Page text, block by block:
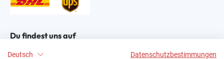
Deutsch Datenschutzbestimmungen
Du findest uns auf